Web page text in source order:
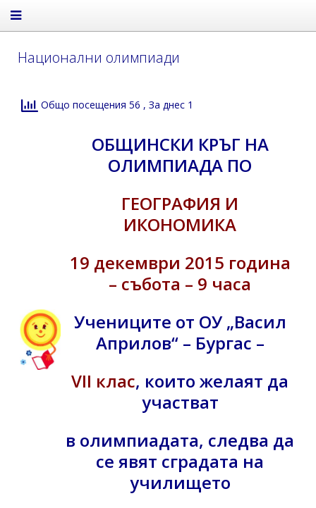
Национални олимпиади
Общо посещения 56 , За днес 1
ОБЩИНСКИ КРЪГ НА
ОЛИМПИАДА ПО
ГЕОГРАФИЯ И
ИКОНОМИКА
19 декември 2015 година
– събота – 9 часа
Учениците от ОУ „Васил
Априлов“ – Бургас –
VII клас, които желаят да
участват
в олимпиадата, следва да
се явят сградата на
училището